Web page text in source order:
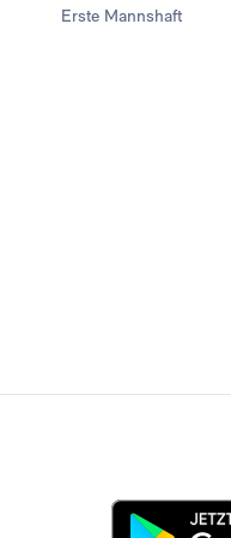
Erste Mannshaft